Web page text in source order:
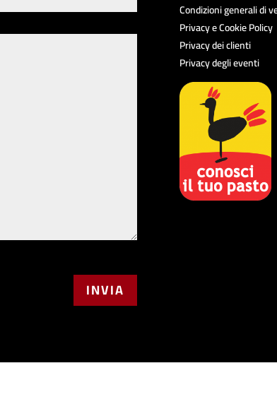
Condizioni generali di
Privacy e Cookie Policy
Privacy dei clienti
Privacy degli eventi